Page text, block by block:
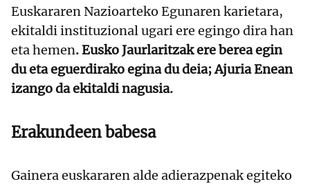
Euskararen Nazioarteko Egunaren karietara,
ekitaldi instituzional ugari ere egingo dira han
eta hemen. Eusko Jaurlaritzak ere berea egin
du eta eguerdirako egina du deia; Ajuria Enean
izango da ekitaldi nagusia.
Erakundeen babesa
Gainera euskararen alde adierazpenak egiteko